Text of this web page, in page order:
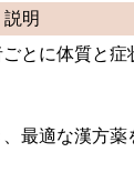
説明
とに体質と症
最適な漢方薬